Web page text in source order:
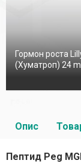
Гормон роста
(Хуматроп) 24
Опис
Пептид Peg